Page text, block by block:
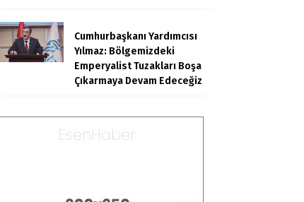
Cumhurbaşkanı Yardımcısı
Yılmaz: Bölgemizdeki
Emperyalist Tuzakları Boşa
Çıkarmaya Devam Edeceğiz